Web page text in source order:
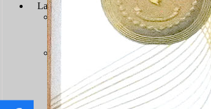
Layanan HukumProsedur Layanan
Prodeo & Bantuan Hukum
Prodeo - Berperkara Gratis
Pos Bantuan Hukum
Panjar Biaya Perkara
Tarif PNBP
Pengajuan Gugatan
Pengajuan Permohonan